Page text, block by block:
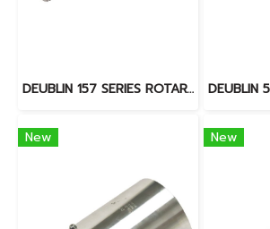
DEUBLIN 157 SERIES ROTARY JOINT
New New